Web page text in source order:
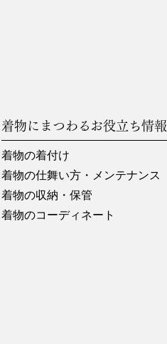
着物にまつわるお役立ち情報
着物の着付け
着物の仕舞い方・メンテナンス
着物の収納・保管
着物のコーディネート